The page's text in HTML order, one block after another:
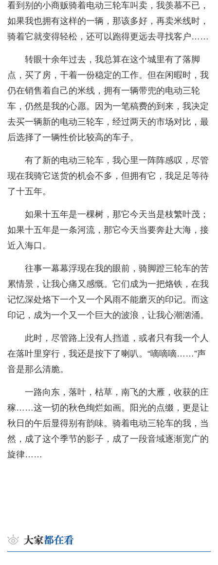
看到别的小商贩骑着电动三轮车叫卖，我羡慕不已，
如果我也拥有这样的一辆，那该多好，再卖米线时，
骑着它就变得轻松，还可以跑得更远去寻找客户……
转眼十余年过去，我总算在这个城里有了落脚
点，买了房，干着一份稳定的工作。但在闲暇时，我
仍在销售着自己的米线，拥有一辆带兜的电动三轮
车，仍然是我的心愿。因为一笔稿费的到来，我决定
去买一辆新的电动三轮车，经过两天的市场对比，最
后选择了一辆性价比较高的车子。
有了新的电动三轮车，我心里一阵阵感叹，尽管
现在我骑它送货的机会不多，但拥有它，我足足等待
了十五年。
如果十五年是一棵树，那它今天当是枝繁叶茂；
如果十五年是一条河流，那它今天当要奔赴大海，接
近入海口。
往事一幕幕浮现在我的眼前，骑脚蹬三轮车的苦
累情景，让我心痛又感慨。它们成为一把烙铁，在我
记忆深处烙下一个又一个风雨不能磨灭的印记。而这
印记，成为一个又一个巨大的波浪，让我心潮汹涌。
此时，尽管路上没有人挡道，或者只有我一个人
在落叶里穿行，我还是按下了喇叭。“嘀嘀嘀……”声
音是那么清脆。
一路向东，落叶，枯草，南飞的大雁，收获的庄
稼……这一切的秋色绚烂如画。阳光的点缀，更是让
秋日的午后显得别有韵味。骑着电动三轮车的我，当
然，成了这个季节的影子，成了一段音域逐渐宽广的
旋律……